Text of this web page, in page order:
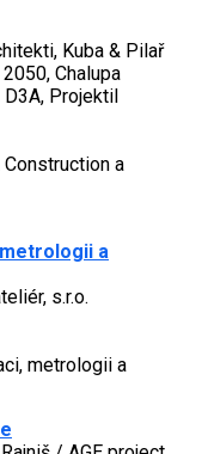
Kuba & Pilař
Chalupa
Projektil
a
a
s.r.o.
metrologii a